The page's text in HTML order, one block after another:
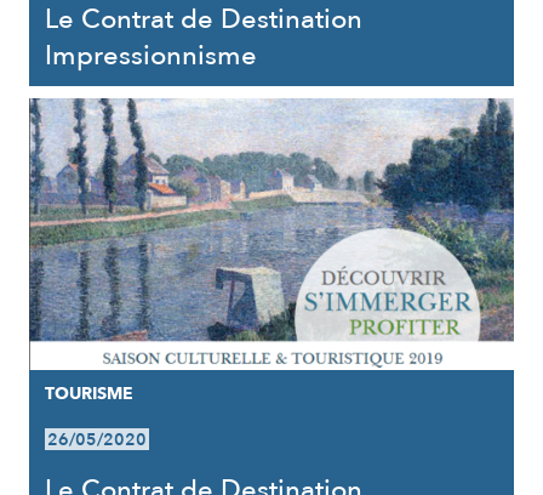
Le Contrat de Destination
Impressionnisme
TOURISME
26/05/2020